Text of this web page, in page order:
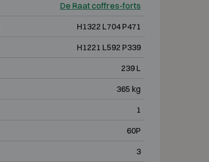
De Raat coffres-forts
H1322 L704 P471
H1221 L592 P339
239 L
365 kg
1
60P
3